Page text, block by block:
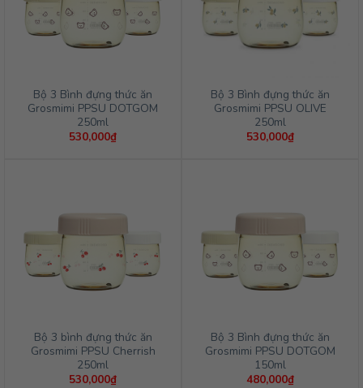
Bộ 3 Bình đựng thức ăn
Grosmimi PPSU DOTGOM
250ml
530,000₫
Bộ 3 Bình đựng thức ăn
Grosmimi PPSU OLIVE
250ml
530,000₫
Bộ 3 bình đựng thức ăn
Grosmimi PPSU Cherrish
250ml
530,000₫
Bộ 3 Bình đựng thức ăn
Grosmimi PPSU DOTGOM
150ml
480,000₫